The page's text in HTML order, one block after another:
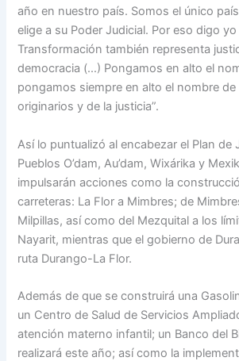
año en nuestro país. Somos el único
elige a su Poder Judicial. Por eso digo
Transformación también representa
democracia (…) Pongamos en alto el
pongamos siempre en alto el nombre
originarios y de la justicia”.
Así lo puntualizó al encabezar el Plan de
Pueblos O’dam, Au’dam, Wixárika y
impulsarán acciones como la
carreteras: La Flor a Mimbres; de
Milpillas, así como del Mezquital a los
Nayarit, mientras que el gobierno de
ruta Durango-La Flor.
Además de que se construirá una
un Centro de Salud de Servicios
atención materno infantil; un Banco del
realizará este año; así como la